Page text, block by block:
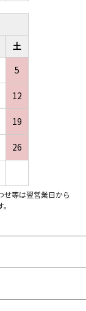
土
5
12
19
26
せ等は翌営業日から